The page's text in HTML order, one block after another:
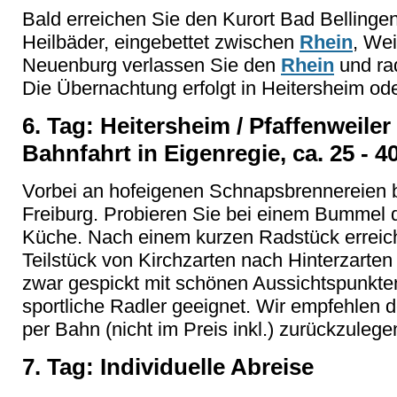
Bald erreichen Sie den Kurort Bad
Heilbäder, eingebettet zwischen Rhein,
Neuenburg verlassen Sie den Rhein und
Die Übernachtung erfolgt in Heitersheim
6. Tag: Heitersheim /
Bahnfahrt in Eigenregie, ca. 25 -
Vorbei an hofeigenen
Freiburg. Probieren Sie bei einem Bummel
Küche. Nach einem kurzen Radstück
Teilstück von Kirchzarten nach
zwar gespickt mit schönen
sportliche Radler geeignet. Wir empfehlen
per Bahn (nicht im Preis inkl.)
7. Tag: Individuelle Abreise